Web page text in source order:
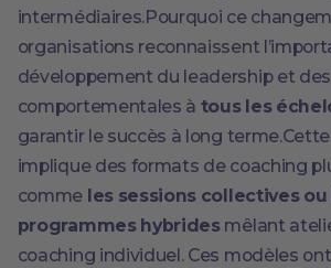
intermédiaires.Pourquoi ce
organisations reconnaissent
développement du leadership et
comportementales à tous les
garantir le succès à long
implique des formats de coaching
comme les sessions collectives ou
programmes hybridesmêlant
coaching individuel. Ces modèles